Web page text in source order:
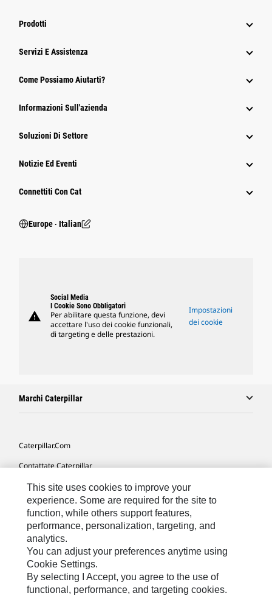
Prodotti
Servizi E Assistenza
Come Possiamo Aiutarti?
Informazioni Sull'azienda
Soluzioni Di Settore
Notizie Ed Eventi
Connettiti Con Cat
Europe ‧ Italian
warning
Social Media
I Cookie Sono Obbligatori
Per abilitare questa funzione, devi
accettare l'uso dei cookie funzionali,
di targeting e delle prestazioni.
Impostazioni
dei cookie
Marchi Caterpillar
Caterpillar.com
Contattate Caterpillar
Le Mie Preferenze Di Marketing
Mappa Del Sito
Cookie Settings
Informazioni Legali
Tutela Della Privacy
This site uses cookies to improve your
experience. Some are required for the site to
function, while others support features,
performance, personalization, targeting, and
analytics.
You can adjust your preferences anytime using
Cookie Settings.
By selecting I Accept, you agree to the use of
functional, performance, and targeting cookies.